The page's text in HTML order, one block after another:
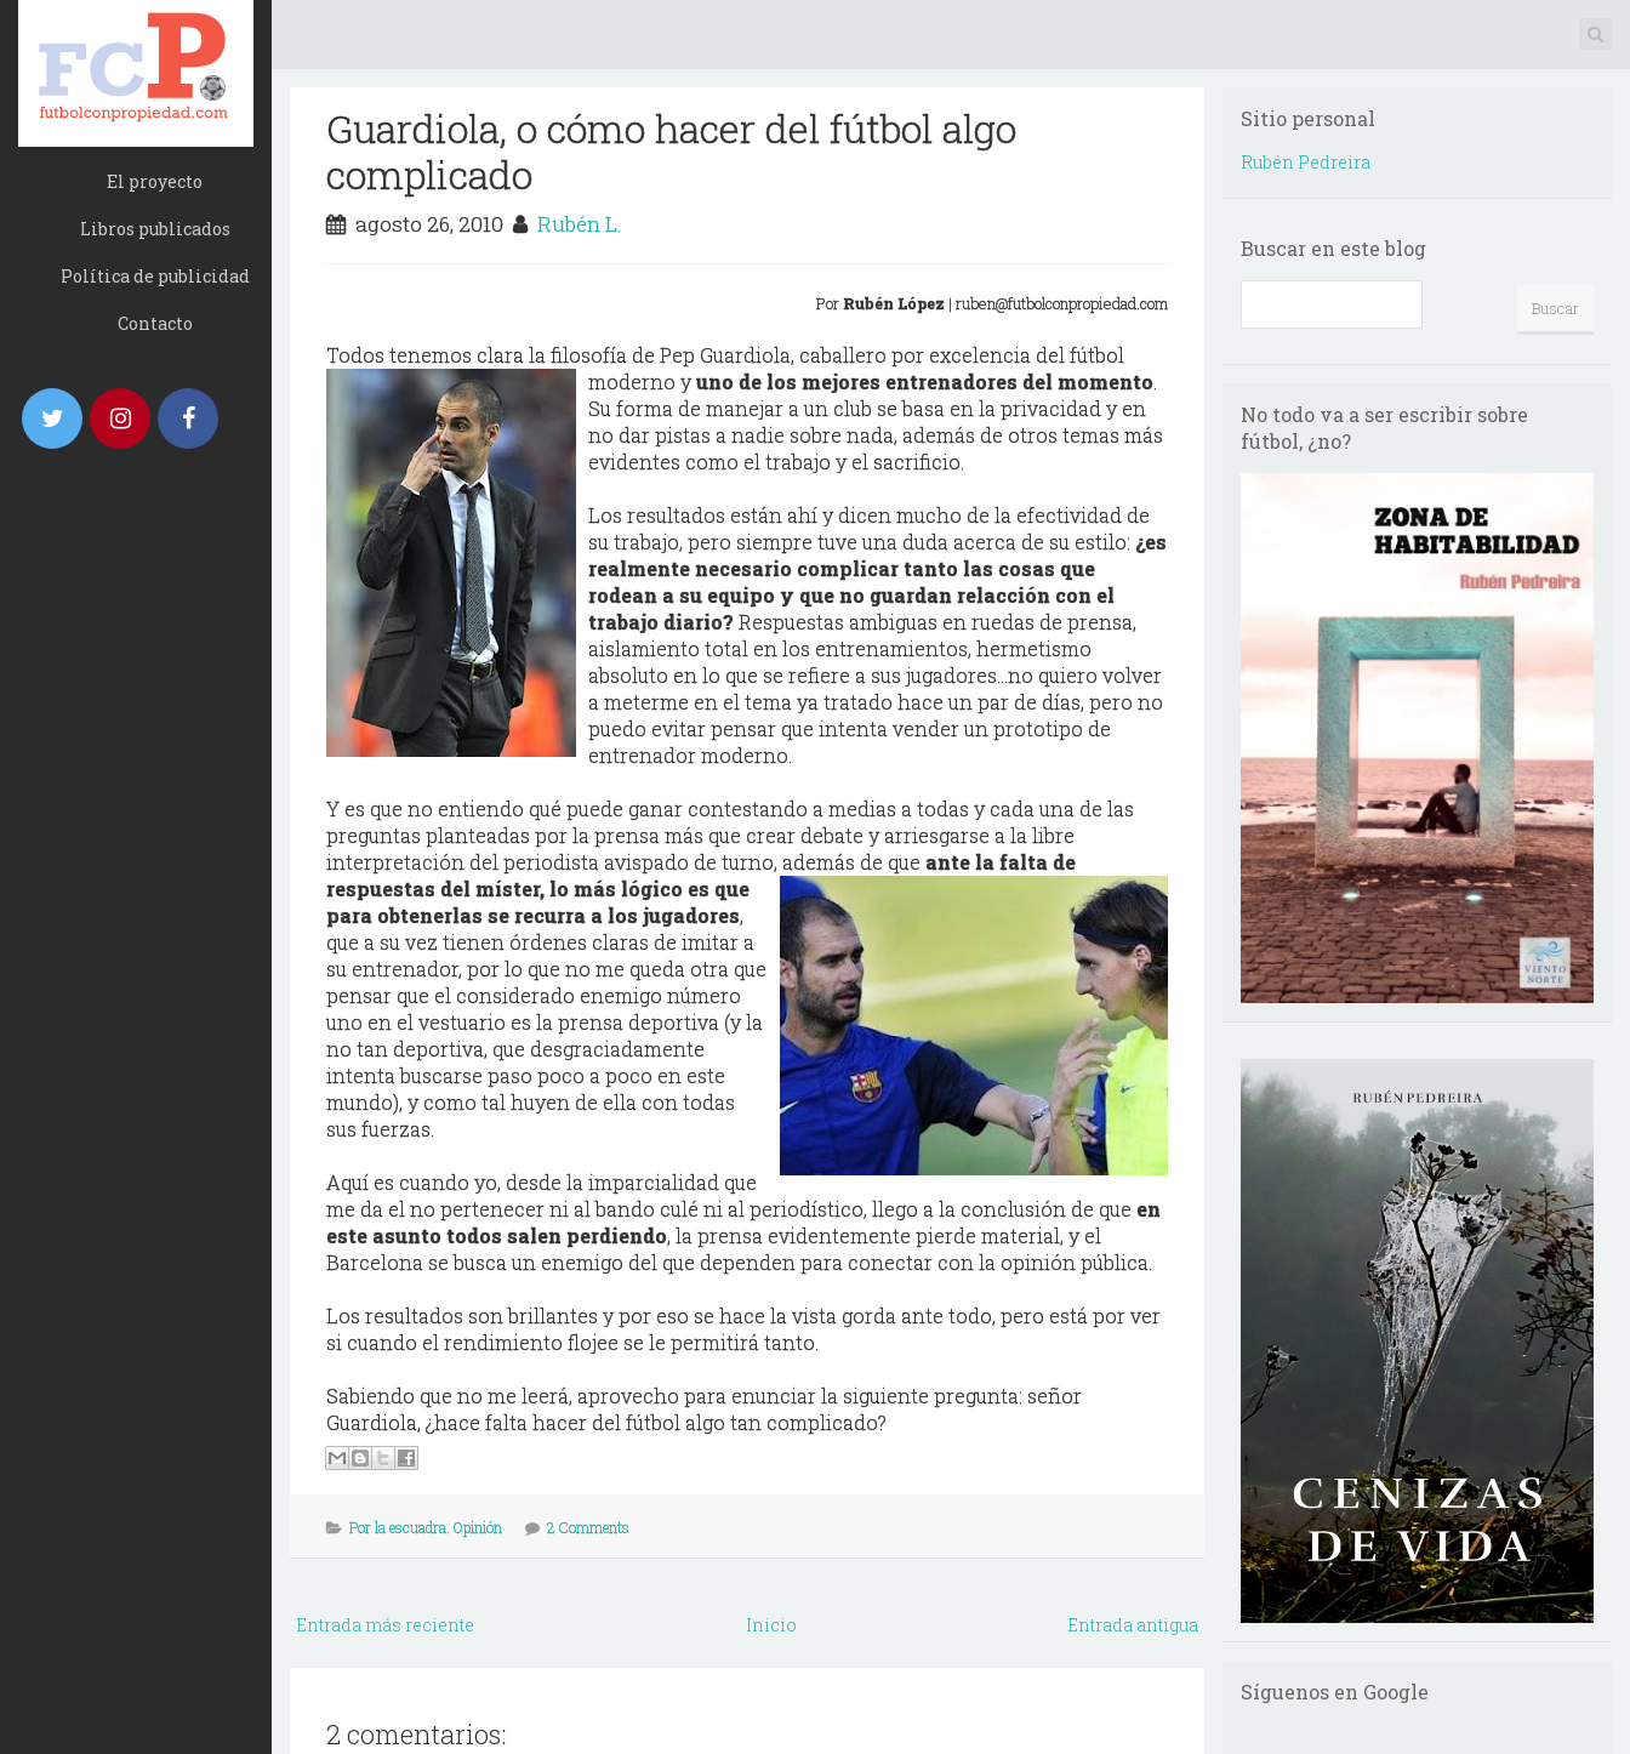
El proyecto
Libros publicados
Política de publicidad
Contacto
Guardiola, o cómo hacer del fútbol algo
complicado
agosto 26, 2010 Rubén L.
PorRubén López | ruben@futbolconpropiedad.com
Todos tenemos clara la filosofía de Pep Guardiola, caballero por excelencia del fútbol
moderno yuno de los mejores entrenadores del momento
Su forma de manejar a un club se basa en la privacidad y en
no dar pistas a nadie sobre nada, además de otros temas más
evidentes como el trabajo y el sacrificio.
Los resultados están ahí y dicen mucho de la efectividad de
su trabajo, pero siempre tuve una duda acerca de su estilo: ¿es
realmente necesario complicar tanto las cosas que
rodean a su equipo y que no guardan relacción con el
trabajo diario?Respuestas ambiguas en ruedas de prensa,
aislamiento total en los entrenamientos, hermetismo
absoluto en lo que se refiere a sus jugadores...no quiero volver
a meterme en el tema ya tratado hace un par de días, pero no
puedo evitar pensar que intenta vender un prototipo de
entrenador moderno.
Y es que no entiendo qué puede ganar contestando a medias a todas y cada una de las
preguntas planteadas por la prensa más que crear debate y arriesgarse a la libre
interpretación del periodista avispado de turno, además de que ante la falta de
respuestas del míster, lo más lógico es que
para obtenerlas se recurra a los jugadores,
que a su vez tienen órdenes claras de imitar a
su entrenador, por lo que no me queda otra que
pensar que el considerado enemigo número
uno en el vestuario es la prensa deportiva (y la
no tan deportiva, que desgraciadamente
intenta buscarse paso poco a poco en este
mundo), y como tal huyen de ella con todas
sus fuerzas.
Aquí es cuando yo, desde la imparcialidad que
me da el no pertenecer ni al bando culé ni al periodístico, llego a la conclusión de que en
este asunto todos salen perdiendo, la prensa evidentemente pierde material, y el
Barcelona se busca un enemigo del que dependen para conectar con la opinión pública.
Los resultados son brillantes y por eso se hace la vista gorda ante todo, pero está por ver
si cuando el rendimiento flojee se le permitirá tanto.
Sabiendo que no me leerá, aprovecho para enunciar la siguiente pregunta: señor
Guardiola, ¿hace falta hacer del fútbol algo tan complicado?
Por la escuadra. Opinión 2 Comments
Entrada más reciente Entrada antigua
Inicio
2 comentarios:
Sitio personal
Rubén Pedreira
Buscar en este blog
No todo va a ser escribir sobre
fútbol, ¿no?
Síguenos en Google